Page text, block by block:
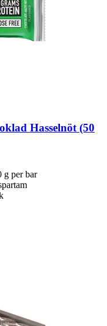
Hasselnöt (50
g per bar